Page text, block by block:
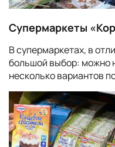
Супермаркеты
В супермаркетах, в
большой выбор: можно
несколько вариантов